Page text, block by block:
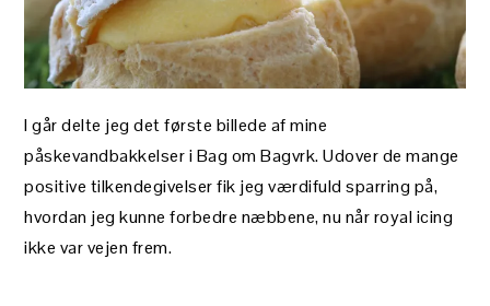
I går delte jeg det første billede af mine
påskevandbakkelser i Bag om Bagvrk. Udover de mange
positive tilkendegivelser fik jeg værdifuld sparring på,
hvordan jeg kunne forbedre næbbene, nu når royal icing
ikke var vejen frem.